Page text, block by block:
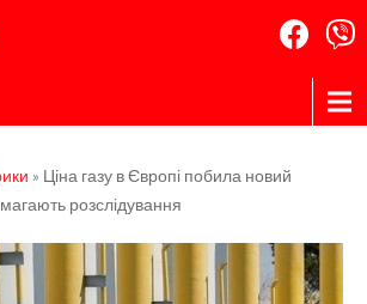
» Ціна газу в Європі побила новий
розслідування